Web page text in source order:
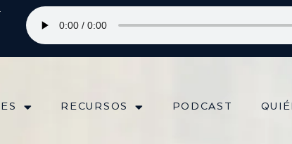
y Maximiza tus Inversiones Episodio 202:
RECURSOS PODCAST